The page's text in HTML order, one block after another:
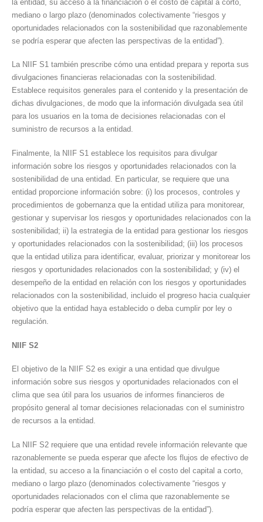
la entidad, su acceso a la financiación o el costo de capital a corto,
mediano o largo plazo (denominados colectivamente “riesgos y
oportunidades relacionados con la sostenibilidad que razonablemente
se podría esperar que afecten las perspectivas de la entidad”).
La NIIF S1 también prescribe cómo una entidad prepara y reporta sus
divulgaciones financieras relacionadas con la sostenibilidad.
Establece requisitos generales para el contenido y la presentación de
dichas divulgaciones, de modo que la información divulgada sea útil
para los usuarios en la toma de decisiones relacionadas con el
suministro de recursos a la entidad.
Finalmente, la NIIF S1 establece los requisitos para divulgar
información sobre los riesgos y oportunidades relacionados con la
sostenibilidad de una entidad. En particular, se requiere que una
entidad proporcione información sobre: (i) los procesos, controles y
procedimientos de gobernanza que la entidad utiliza para monitorear,
gestionar y supervisar los riesgos y oportunidades relacionados con la
sostenibilidad; ii) la estrategia de la entidad para gestionar los riesgos
y oportunidades relacionados con la sostenibilidad; (iii) los procesos
que la entidad utiliza para identificar, evaluar, priorizar y monitorear los
riesgos y oportunidades relacionados con la sostenibilidad; y (iv) el
desempeño de la entidad en relación con los riesgos y oportunidades
relacionados con la sostenibilidad, incluido el progreso hacia cualquier
objetivo que la entidad haya establecido o deba cumplir por ley o
regulación.
NIIF S2
El objetivo de la NIIF S2 es exigir a una entidad que divulgue
información sobre sus riesgos y oportunidades relacionados con el
clima que sea útil para los usuarios de informes financieros de
propósito general al tomar decisiones relacionadas con el suministro
de recursos a la entidad.
La NIIF S2 requiere que una entidad revele información relevante que
razonablemente se pueda esperar que afecte los flujos de efectivo de
la entidad, su acceso a la financiación o el costo del capital a corto,
mediano o largo plazo (denominados colectivamente “riesgos y
oportunidades relacionados con el clima que razonablemente se
podría esperar que afecten las perspectivas de la entidad”).